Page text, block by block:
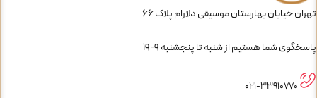
تهران خیابان بهارستان موسیقی دلارام پلاک 66
پاسخگوی شما هستیم از شنبه تا پنجشنبه 9-19
021-33910770